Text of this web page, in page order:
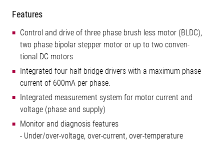
Features
Control and drive of three phase brush less motor (BLDC),
two phase bipolar stepper motor or up to two conven-
tional DC motors
Integrated four half bridge drivers with a maximum phase
current of 600mA per phase.
Integrated measurement system for motor current and
voltage (phase and supply)
Monitor and diagnosis features
- Under/over-voltage, over-current, over-temperature